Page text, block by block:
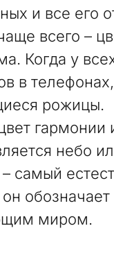
и все его
всего –
Когда у
в
рожицы.
гармонии
небо
самый
миром.